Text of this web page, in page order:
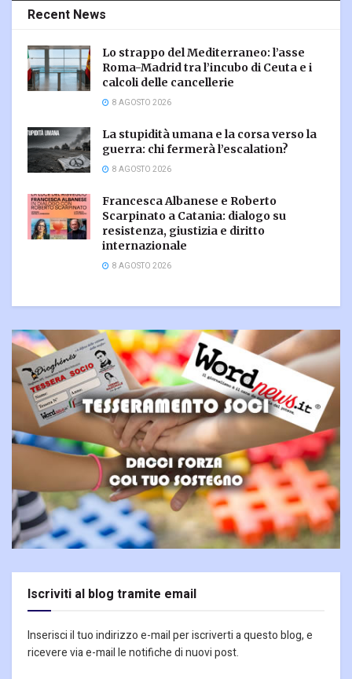
Recent News
Lo strappo del Mediterraneo: l’asse
Roma-Madrid tra l’incubo di Ceuta e i
calcoli delle cancellerie
8 AGOSTO 2026
La stupidità umana e la corsa verso la
guerra: chi fermerà l’escalation?
8 AGOSTO 2026
Francesca Albanese e Roberto
Scarpinato a Catania: dialogo su
resistenza, giustizia e diritto
internazionale
8 AGOSTO 2026
Iscriviti al blog tramite email
Inserisci il tuo indirizzo e-mail per iscriverti a questo blog, e
ricevere via e-mail le notifiche di nuovi post.